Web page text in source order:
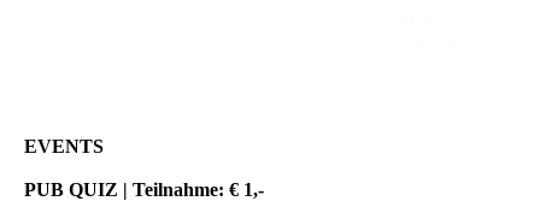
EVENTS
PUB QUIZ | Teilnahme: € 1,-